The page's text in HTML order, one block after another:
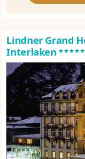
Lindner Grand
Interlaken*****